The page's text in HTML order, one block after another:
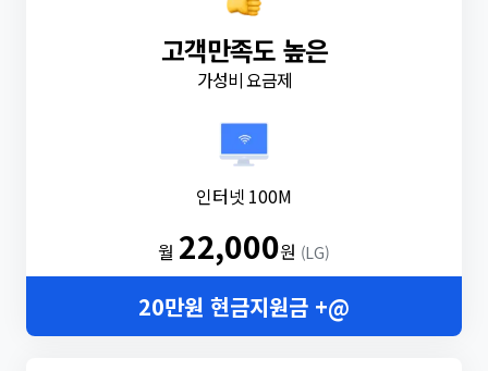
고객만족도 높은
가성비 요금제
인터넷 100M
월 22,000원 (LG)
20만원 현금지원금 +@